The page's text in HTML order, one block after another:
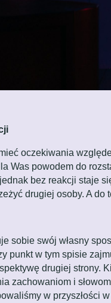
oczekiwania
Was powodem do
bez reakcji staje
drugiej osoby. A
sobie swój własny
punkt w tym spisie
drugiej strony.
zachowaniom i
w przyszłości